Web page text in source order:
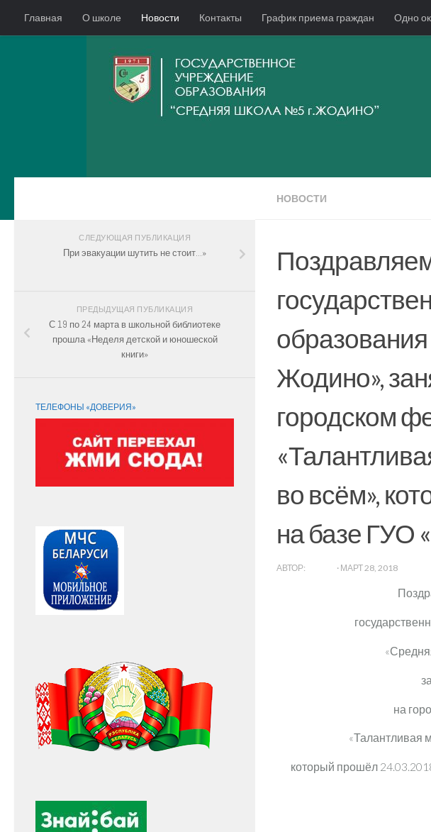
Главная О школе Новости Контакты График приема граждан Одно
НОВОСТИ
Жодино»,
городском
во всём»,
на базе ГУО
АВТОР: · МАРТ 28, 2018
на
«Талантливая
который прошёл
СЛЕДУЮЩАЯ ПУБЛИКАЦИЯ
При эвакуации шутить не стоит…»
ПРЕДЫДУЩАЯ ПУБЛИКАЦИЯ
С 19 по 24 марта в школьной библиотеке
прошла «Неделя детской и юношеской
книги»
ТЕЛЕФОНЫ «ДОВЕРИЯ»